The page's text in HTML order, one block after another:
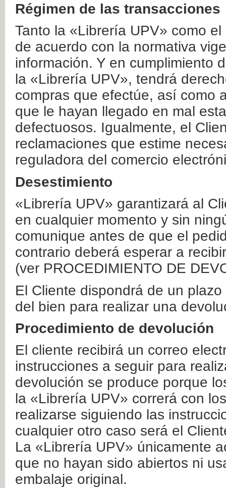
Régimen de las transacciones
Tanto la «Librería UPV» como
de acuerdo con la normativa
información. Y en cumplimiento
la «Librería UPV», tendrá
compras que efectúe, así como
que le hayan llegado en mal
defectuosos. Igualmente, el
reclamaciones que estime
reguladora del comercio
Desestimiento
«Librería UPV» garantizará al
en cualquier momento y sin
comunique antes de que el
contrario deberá esperar a
(ver PROCEDIMIENTO DE
El Cliente dispondrá de un
del bien para realizar una
Procedimiento de devolución
El cliente recibirá un correo
instrucciones a seguir para
devolución se produce porque
la «Librería UPV» correrá con
realizarse siguiendo las
cualquier otro caso será el
La «Librería UPV» únicamente
que no hayan sido abiertos ni
embalaje original.